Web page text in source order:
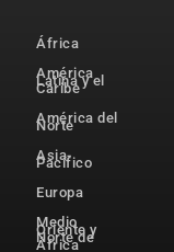
África
América
Latina y el
Caribe
América del
Norte
Asia-
Pacífico
Europa
Medio
Oriente y
Norte de
África